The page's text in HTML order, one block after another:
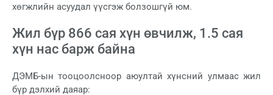
хөгжлийн асуудал үүсгэж болзошгүй юм.
Жил бүр 866 сая хүн өвчилж, 1.5 сая
хүн нас барж байна
ДЭМБ-ын тооцоолсноор аюултай хүнсний улмаас жил
бүр дэлхий даяар: